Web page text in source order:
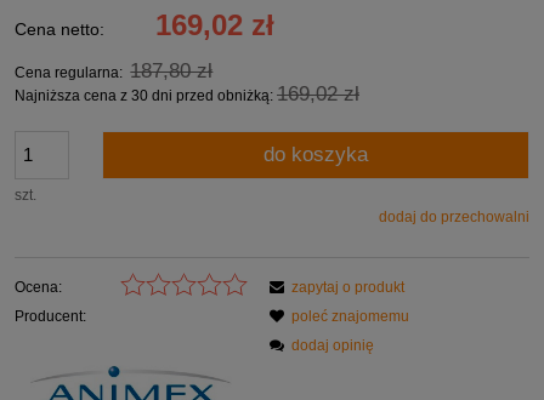
Cena netto: 169,02 zł
Cena regularna: 187,80 zł
Najniższa cena z 30 dni przed obniżką: 169,02 zł
szt.
do koszyka
dodaj do przechowalni
Ocena:
Producent:
zapytaj o produkt
poleć znajomemu
dodaj opinię